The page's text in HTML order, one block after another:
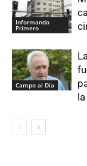
Informando
Primero
Campo al Día